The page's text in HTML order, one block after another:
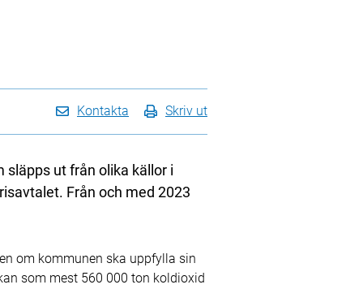
Kontakta Skriv ut
ut från olika källor i
Från och med 2023
om kommunen ska uppfylla sin
som mest 560 000 ton koldioxid